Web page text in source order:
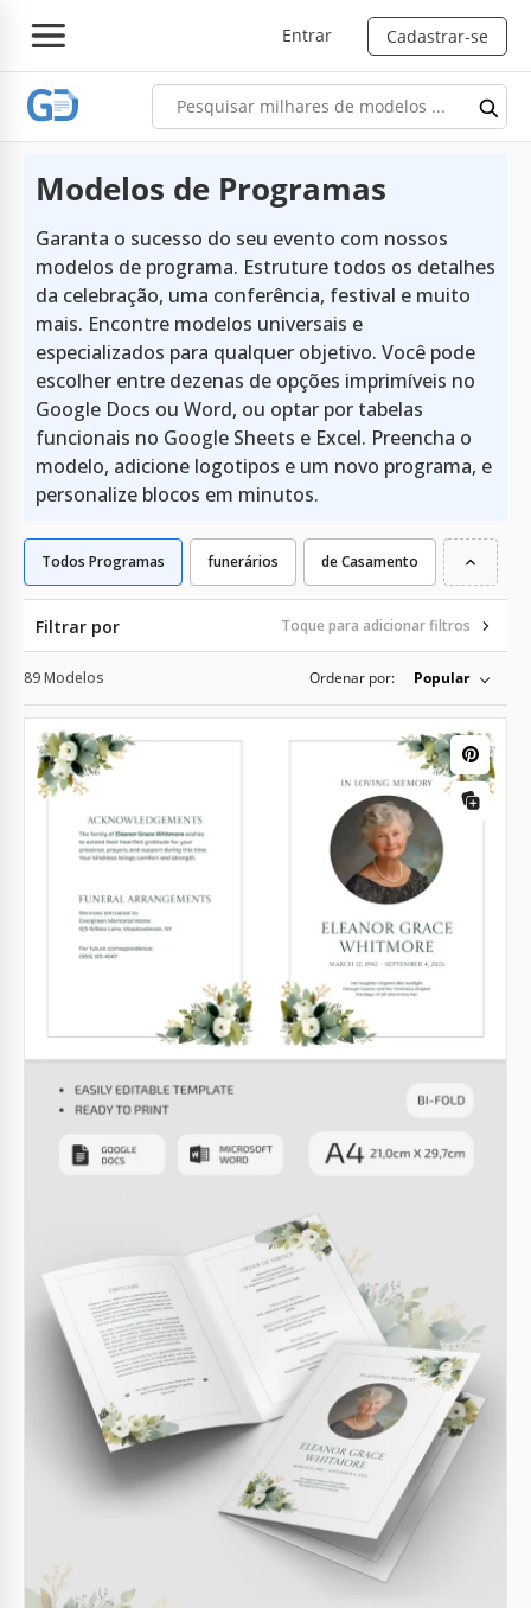
Entrar Cadastrar-se
Modelos de Programas
Garanta o sucesso do seu evento com nossos
modelos de programa. Estruture todos os detalhes
da celebração, uma conferência, festival e muito
mais. Encontre modelos universais e
especializados para qualquer objetivo. Você pode
escolher entre dezenas de opções imprimíveis no
Google Docs ou Word, ou optar por tabelas
funcionais no Google Sheets e Excel. Preencha o
modelo, adicione logotipos e um novo programa, e
personalize blocos em minutos.
Todos Programas funerários de Casamento
Filtrar por Toque para adicionar filtros
89 Modelos Ordenar por: Popular